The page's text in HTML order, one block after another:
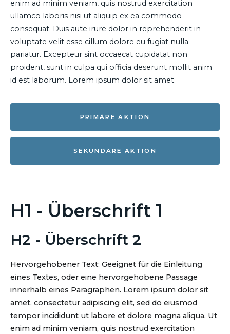
enim ad minim veniam, quis nostrud exercitation
ullamco laboris nisi ut aliquip ex ea commodo
consequat. Duis aute irure dolor in reprehenderit in
voluptate velit esse cillum dolore eu fugiat nulla
pariatur. Excepteur sint occaecat cupidatat non
proident, sunt in culpa qui officia deserunt mollit anim
id est laborum. Lorem ipsum dolor sit amet.
PRIMÄRE AKTION
SEKUNDÄRE AKTION
H1 - Überschrift 1
H2 - Überschrift 2
Hervorgehobener Text: Geeignet für die Einleitung
eines Textes, oder eine hervorgehobene Passage
innerhalb eines Paragraphen. Lorem ipsum dolor sit
amet, consectetur adipiscing elit, sed do eiusmod
tempor incididunt ut labore et dolore magna aliqua. Ut
enim ad minim veniam, quis nostrud exercitation